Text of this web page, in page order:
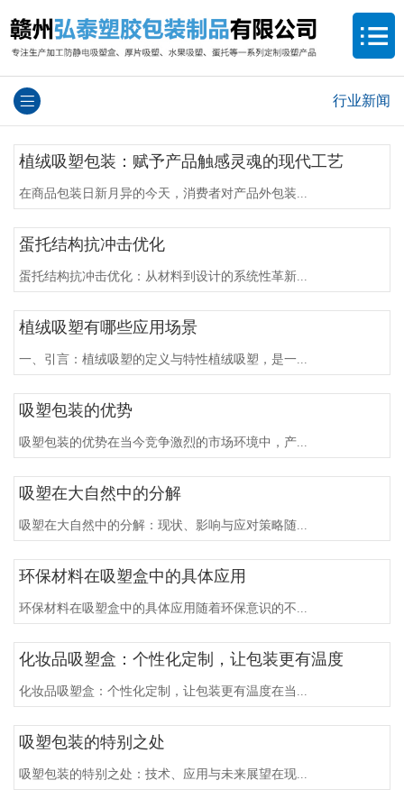
行业新闻
植绒吸塑包装：赋予产品触感灵魂的现代工艺
在商品包装日新月异的今天，消费者对产品外包装...
蛋托结构抗冲击优化
蛋托结构抗冲击优化：从材料到设计的系统性革新...
植绒吸塑有哪些应用场景
一、引言：植绒吸塑的定义与特性植绒吸塑，是一...
吸塑包装的优势
吸塑包装的优势在当今竞争激烈的市场环境中，产...
吸塑在大自然中的分解
吸塑在大自然中的分解：现状、影响与应对策略随...
环保材料在吸塑盒中的具体应用
环保材料在吸塑盒中的具体应用随着环保意识的不...
化妆品吸塑盒：个性化定制，让包装更有温度
化妆品吸塑盒：个性化定制，让包装更有温度在当...
吸塑包装的特别之处
吸塑包装的特别之处：技术、应用与未来展望在现...